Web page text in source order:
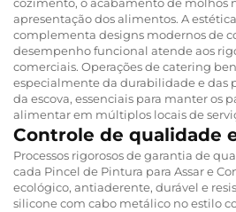
apresentação dos alimentos. A
complementa designs modernos de
desempenho funcional atende aos
comerciais. Operações de catering
especialmente da durabilidade e das
da escova, essenciais para manter os
alimentar em múltiplos locais de
Controle de qualidade
Processos rigorosos de garantia de
cada Pincel de Pintura para Assar e
ecológico, antiaderente, durável e
silicone com cabo metálico no estilo